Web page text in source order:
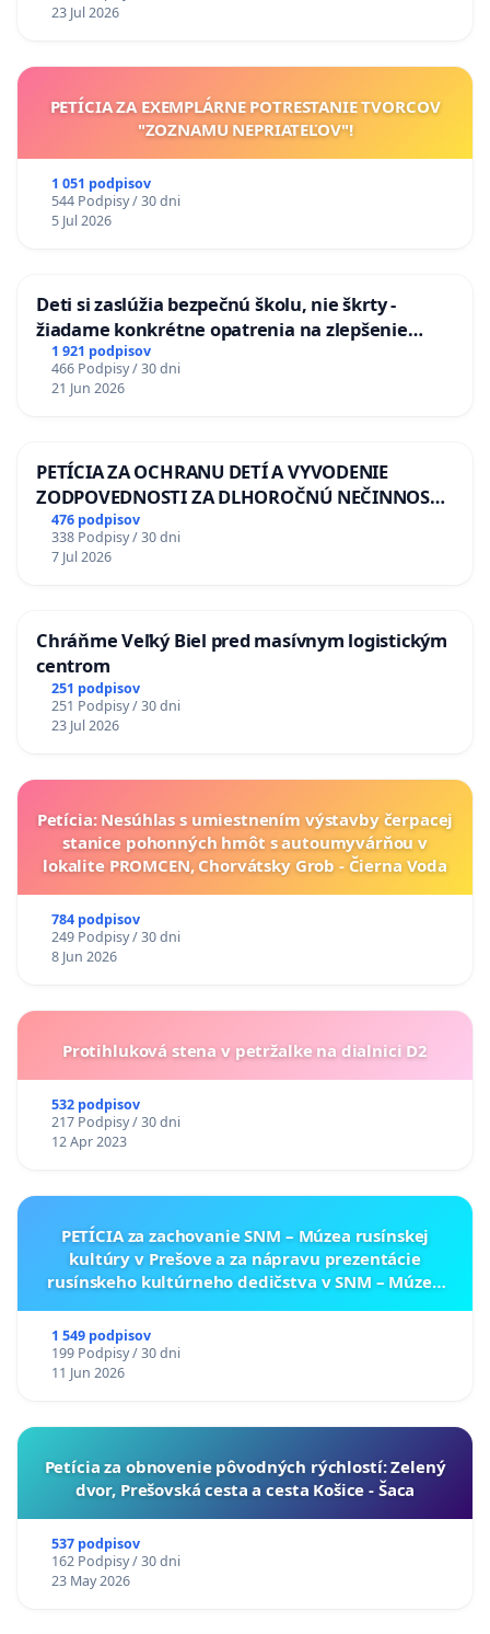
odvodňovacích kanálov na Slovensku
23 Jul 2026
PETÍCIA ZA EXEMPLÁRNE POTRESTANIE TVORCOV
"ZOZNAMU NEPRIATEĽOV"!
1 051 podpisov
544 Podpisy / 30 dni
5 Jul 2026
Deti si zaslúžia bezpečnú školu, nie škrty -
žiadame konkrétne opatrenia na zlepšenie
situácie v školstve
1 921 podpisov
466 Podpisy / 30 dni
21 Jun 2026
PETÍCIA ZA OCHRANU DETÍ A VYVODENIE
ZODPOVEDNOSTI ZA DLHOROČNÚ NEČINNOSŤ
A ZLYHANIE ŠTÁTU
476 podpisov
338 Podpisy / 30 dni
7 Jul 2026
Chráňme Veľký Biel pred masívnym logistickým
centrom
251 podpisov
251 Podpisy / 30 dni
23 Jul 2026
Petícia: Nesúhlas s umiestnením výstavby čerpacej
stanice pohonných hmôt s autoumyvárňou v
lokalite PROMCEN, Chorvátsky Grob - Čierna Voda
784 podpisov
249 Podpisy / 30 dni
8 Jun 2026
Protihluková stena v petržalke na dialnici D2
532 podpisov
217 Podpisy / 30 dni
12 Apr 2023
PETÍCIA za zachovanie SNM – Múzea rusínskej
kultúry v Prešove a za nápravu prezentácie
rusínskeho kultúrneho dedičstva v SNM – Múzeu
1 549 podpisov
199 Podpisy / 30 dni
11 Jun 2026
​Petícia za obnovenie pôvodných rýchlostí: Zelený
dvor, Prešovská cesta a cesta Košice - Šaca
537 podpisov
162 Podpisy / 30 dni
23 May 2026